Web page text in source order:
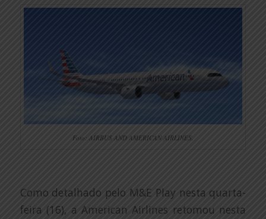
Foto: AIRBUS AND AMERICAN AIRLINES.
Como detalhado pelo M&E Play nesta quarta-
feira (16), a American Airlines retomou nesta